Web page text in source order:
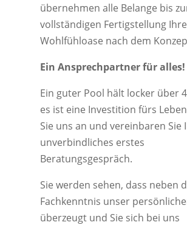
übernehmen alle Belange bis
vollständigen Fertigstellung
Wohlfühloase nach dem
Ein Ansprechpartner für alles!
Ein guter Pool hält locker über
es ist eine Investition fürs
Sie uns an und vereinbaren Sie
unverbindliches erstes
Beratungsgespräch.
Sie werden sehen, dass neben
Fachkenntnis unser
überzeugt und Sie sich bei uns